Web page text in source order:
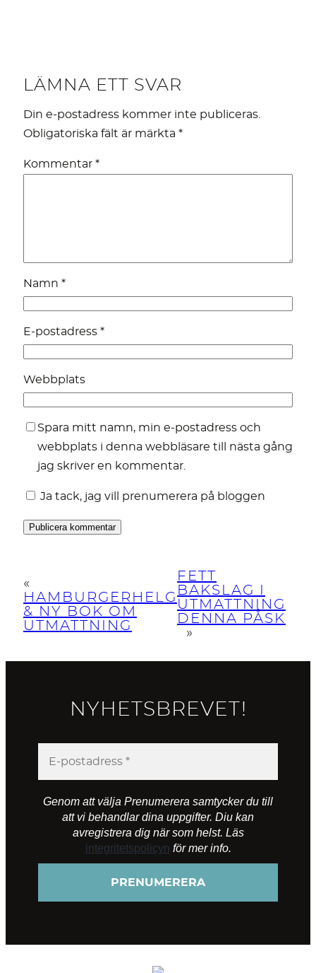
LÄMNA ETT SVAR
Din e-postadress kommer inte publiceras.
Obligatoriska fält är märkta *
Kommentar *
Namn *
E-postadress *
Webbplats
Spara mitt namn, min e-postadress och
webbplats i denna webbläsare till nästa gång
jag skriver en kommentar.
Ja tack, jag vill prenumerera på bloggen
«
HAMBURGERHELG
& NY BOK OM
UTMATTNING
FETT
BAKSLAG I
UTMATTNING
DENNA PÅSK
»
NYHETSBREVET!
Genom att välja Prenumerera samtycker du till
att vi behandlar dina uppgifter. Diu kan
avregistrera dig när som helst. Läs
integritetspolicyn för mer info.